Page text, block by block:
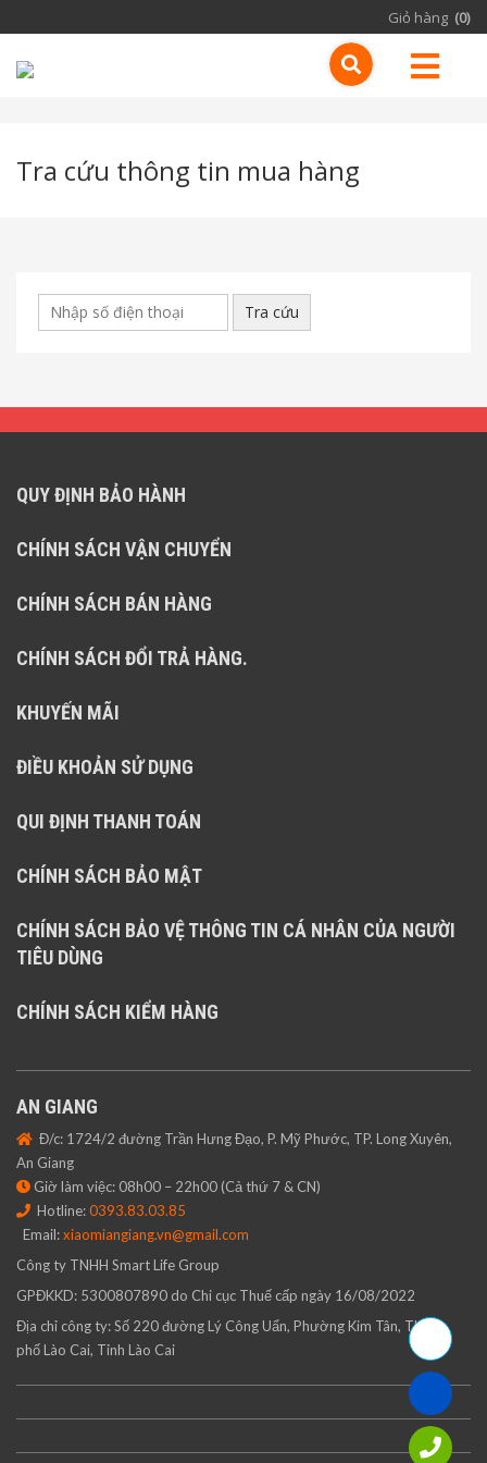
Giỏ hàng (0)
Tra cứu thông tin mua hàng
Tra cứu
QUY ĐỊNH BẢO HÀNH
CHÍNH SÁCH VẬN CHUYỂN
CHÍNH SÁCH BÁN HÀNG
CHÍNH SÁCH ĐỔI TRẢ HÀNG.
KHUYẾN MÃI
ĐIỀU KHOẢN SỬ DỤNG
QUI ĐỊNH THANH TOÁN
CHÍNH SÁCH BẢO MẬT
CHÍNH SÁCH BẢO VỆ THÔNG TIN CÁ NHÂN CỦA NGƯỜI
TIÊU DÙNG
CHÍNH SÁCH KIỂM HÀNG
AN GIANG
Đ/c: 1724/2 đường Trần Hưng Đạo, P. Mỹ Phước, TP. Long Xuyên,
An Giang
Giờ làm việc: 08h00 – 22h00 (Cả thứ 7 & CN)
Hotline:0393.83.03.85
Email:xiaomiangiang.vn@gmail.com
Công ty TNHH Smart Life Group
GPĐKKD: 5300807890 do Chi cục Thuế cấp ngày 16/08/2022
Địa chỉ công ty: Số 220 đường Lý Công Uẩn, Phường Kim Tân, Thành
phố Lào Cai, Tỉnh Lào Cai